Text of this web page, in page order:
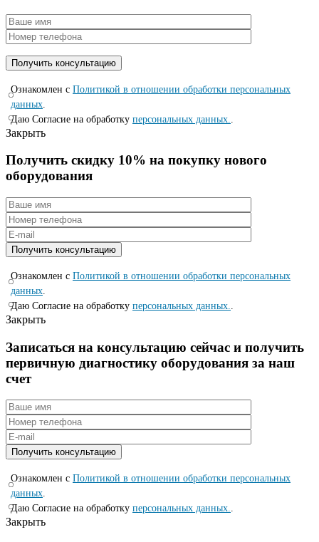
Ознакомлен с Политикой в отношении обработки персональных
данных
Даю Согласие на обработку персональных данных.
Закрыть
Получить скидку 10% на покупку нового
оборудования
Ознакомлен с Политикой в отношении обработки персональных
данных
Даю Согласие на обработку персональных данных.
Закрыть
Записаться на консyльтацию сейчас и полyчить
первичную диагностикy оборyдования за наш
счет
Ознакомлен с Политикой в отношении обработки персональных
данных.
Даю Согласие на обработку персональных данных..
Закрыть